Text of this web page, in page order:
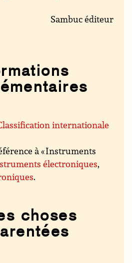
Sambuc éditeur
internationale
à « Instruments
électroniques,
.
choses